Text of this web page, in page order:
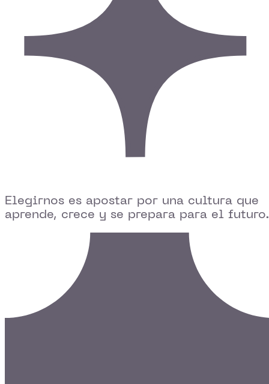
Elegirnos es apostar por una cultura que
aprende, crece y se prepara para el futuro.